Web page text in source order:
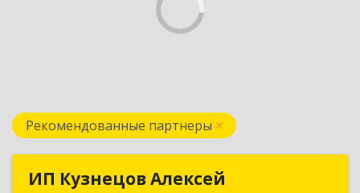
Рекомендованные партнеры
ИП Кузнецов АлексейИП Кузнецов Алексей